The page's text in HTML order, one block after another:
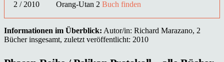
2 / 2010
Orang-Utan 2 Buch finden
Informationen im Überblick: Autor/in: Richard Marazano, 2
Bücher insgesamt, zuletzt veröffentlicht: 2010